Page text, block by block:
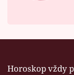
Horoskop vždy